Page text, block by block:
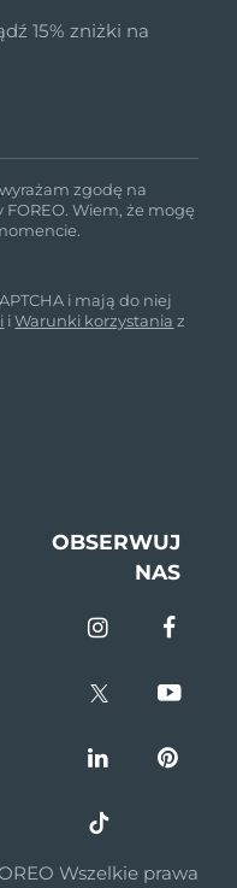
15% zniżki na
zgodę na
Wiem, że mogę
i mają do niej
iWarunki korzystania z
OBSERWUJ
NAS
Wszelkie prawa